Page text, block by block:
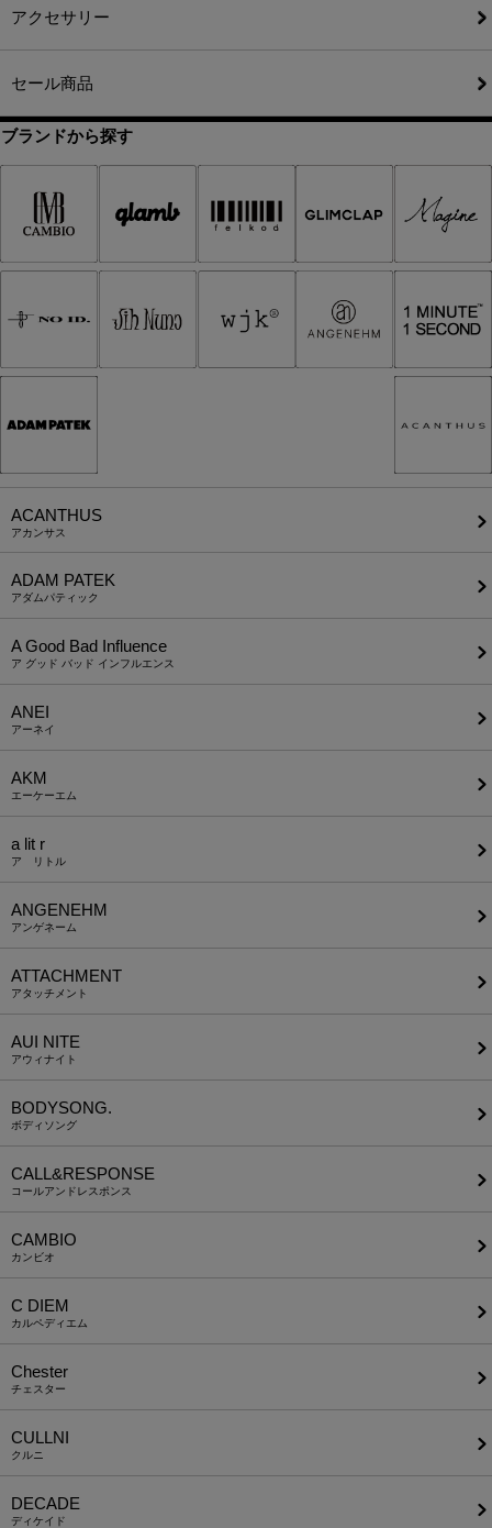
アクセサリー
セール商品
ブランドから探す
ACANTHUS
アカンサス
ADAM PATEK
アダムパティック
A Good Bad Influence
ア グッド バッド インフルエンス
ANEI
アーネイ
AKM
エーケーエム
a lit r
ア リトル
ANGENEHM
アンゲネーム
ATTACHMENT
アタッチメント
AUI NITE
アウィナイト
BODYSONG.
ボディソング
CALL&RESPONSE
コールアンドレスポンス
CAMBIO
カンビオ
C DIEM
カルペディエム
Chester
チェスター
CULLNI
クルニ
DECADE
ディケイド